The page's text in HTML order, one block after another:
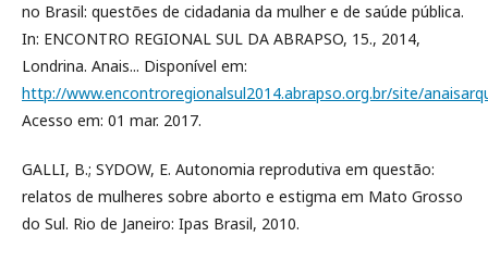
no Brasil: questões de cidadania da mulher e de saúde pública.
In: ENCONTRO REGIONAL SUL DA ABRAPSO, 15., 2014,
Londrina. Anais... Disponível em:
http://www.encontroregionalsul2014.abrapso.org.br/site/
Acesso em: 01 mar. 2017.
GALLI, B.; SYDOW, E. Autonomia reprodutiva em questão:
relatos de mulheres sobre aborto e estigma em Mato Grosso
do Sul. Rio de Janeiro: Ipas Brasil, 2010.